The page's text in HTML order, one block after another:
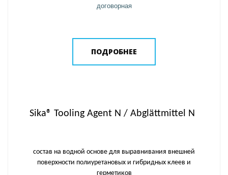
договорная
ПОДРОБНЕЕ
Sika® Tooling Agent N / Abglättmittel N
состав на водной основе для выравнивания внешней
поверхности полиуретановых и гибридных клеев и
герметиков